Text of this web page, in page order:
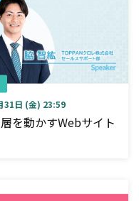
31日 (金) 23:59
を動かすWebサイト